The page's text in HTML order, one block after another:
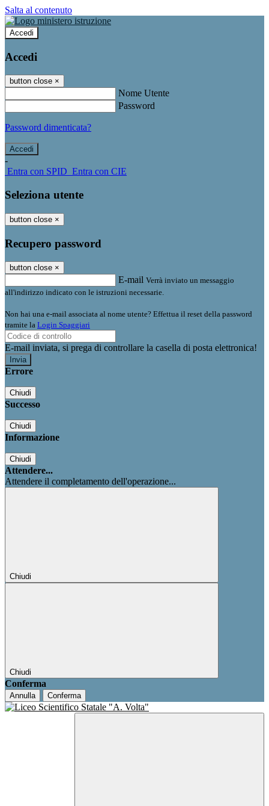
Salta al contenuto
Accedi
Accedi
button close ×
Nome Utente
Password
Password dimenticata?
-
Entra con SPID Entra con CIE
Seleziona utente
button close ×
Recupero password
button close ×
E-mail Verrà inviato un messaggio
all'indirizzo indicato con le istruzioni necessarie.
Non hai una e-mail associata al nome utente? Effettua il reset della password
tramite la Login Spaggiari
E-mail inviata, si prega di controllare la casella di posta elettronica!
Errore
Chiudi
Successo
Chiudi
Informazione
Chiudi
Attendere...
Attendere il completamento dell'operazione...
Chiudi
Chiudi
Conferma
Annulla Conferma